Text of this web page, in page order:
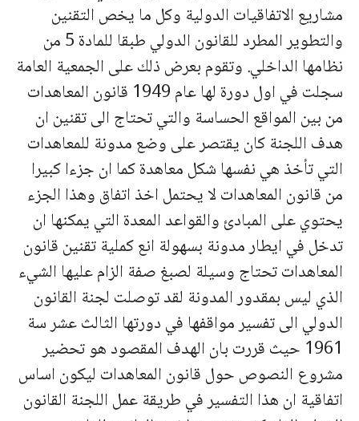
مشاريع الاتفاقياتالدولية وكل ما يخص التقنين
والتطوير المطرد للقانون الدولي طبقا للمادة 5 من
نظامها الداخلي. وتقوم بعرض ذلك على الجمعية العامة
سجلت في اول دورة لها عام 1949 قانون المعاهدات
من بين المواقع الحساسة والتي تحتاج الى تقنين ان
هدف اللجنة كان يقتصر على وضع مدونة للمعاهدات
التي تأخذ هي نفسها شكل معاهدة كما ان جزءا كبيرا
من قانون المعاهدات لا يحتمل اخذ اتفاق وهذا الجزء
يحتوي على المبادئ والقواعد المعدة التي يمكنها ان
تدخل في ايطار مدونة بسهولة انع كملية تقنين قانون
المعاهدات تحتاج وسيلة لصبغ صفة الزام عليها الشيء
الذي ليس بمقدور المدونة لقد توصلت لجنة القانون
الدولي الى تفسير مواقفها في دورتها الثالث عشر سة
1961 حيث قررت بان الهدف المقصود هو تحضير
مشروع النصوص حول قانون المعاهدات ليكون اساس
اتفاقية ان هذا التفسير في طريقة عمل اللجنة القانون